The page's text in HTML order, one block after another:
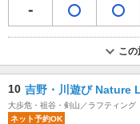
こ
10 吉野・川遊び Nature
大歩危・祖谷・剣山／ラフティング
ネット予約OK